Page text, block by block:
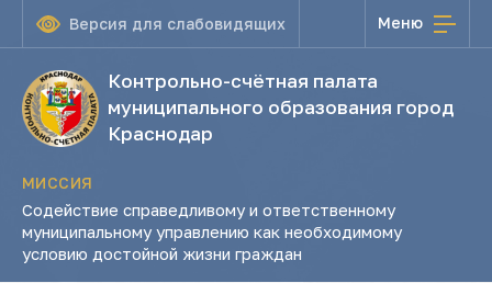
Версия для слабовидящих Меню
Контрольно-счётная палата
муниципального образования город
Краснодар
МИССИЯ
Содействие справедливому и ответственному
муниципальному управлению как необходимому
условию достойной жизни граждан